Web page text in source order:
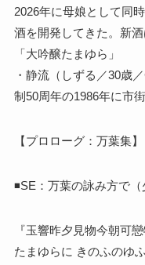
2026年に母娘として同
酒を開発してきた。新
「大吟醸たまゆら」
・静流（しずる／30歳
制50周年の1986年に市
【プロローグ：万葉集】
◾️SE：万葉の詠み方で（
『玉響昨夕見物今朝可戀
たまゆらに きのふのゆ